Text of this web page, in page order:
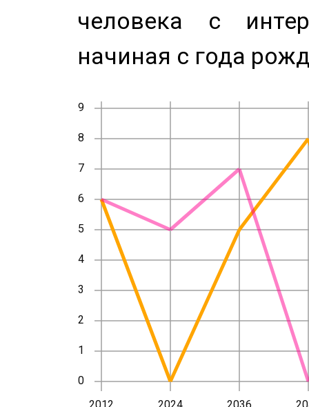
человека с
начиная с года